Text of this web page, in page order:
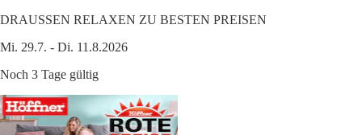
DRAUSSEN RELAXEN ZU BESTEN PREISEN
Mi. 29.7. - Di. 11.8.2026
Noch 3 Tage gültig